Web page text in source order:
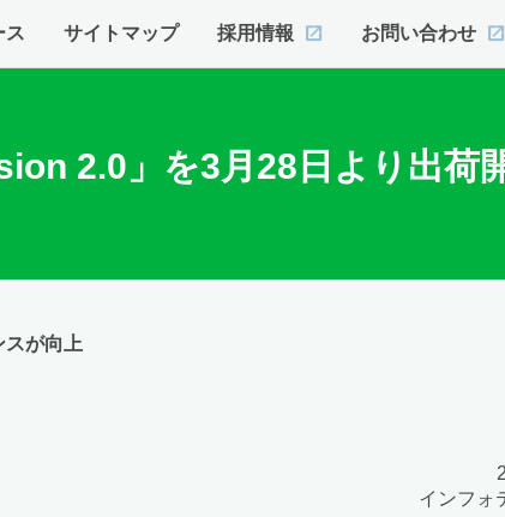
ス サイトマップ 採用情報 お問い合わせ
2.0」を3月28日より出荷
スが向上
インフォ